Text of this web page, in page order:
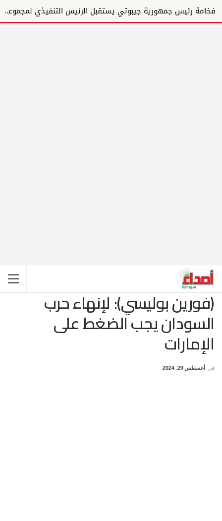
فخامة رئيس جمهورية جيبوتي يستقبل الرئيس التنفيذي لمجموعة المبارك للإنشاءات والتطوير العقاري ويؤكد دع...
(فورين بوليسي): لإنهاء حرب
السودان يجب الضغط على
الإمارات
في أغسطس 29, 2024